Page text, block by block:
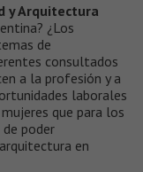
y Arquitectura
¿Los
de
consultados
a la profesión y a
laborales
que para los
poder
en